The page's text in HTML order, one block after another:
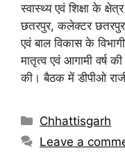
स्वास्थ्य एवं शिक्षा के
छतरपुर, कलेक्टर छतरपुर
एवं बाल विकास के
मातृत्व एवं आगामी वर्ष
की। बैठक में डीपीओ
Chhattisgarh
Leave a